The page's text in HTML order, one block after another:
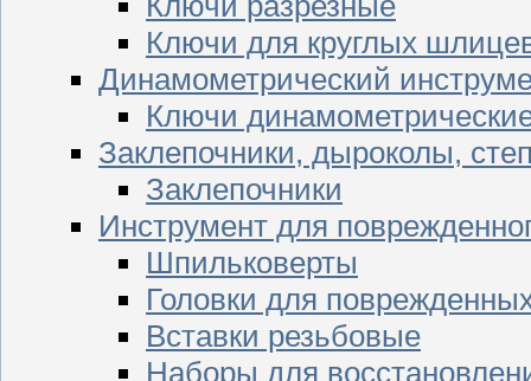
Ключи для круглых
Динамометрический
Ключи
Заклепочники, дыроколы,
Заклепочники
Инструмент для
Шпильковерты
Головки для
Вставки резьбовые
Наборы для